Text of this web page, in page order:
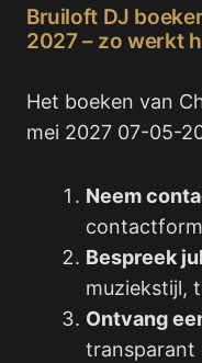
Bruiloft DJ
2027 – zo werkt
Het boeken van
mei 2027 07-05-
Neem
Bespreek
muziekstijl,
Ontvang
transparant